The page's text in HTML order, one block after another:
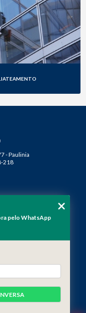
- Paulinia
218
pelo WhatsApp